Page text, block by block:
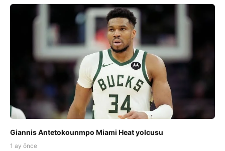
Giannis Antetokounmpo Miami Heat yolcusu
1 ay önce